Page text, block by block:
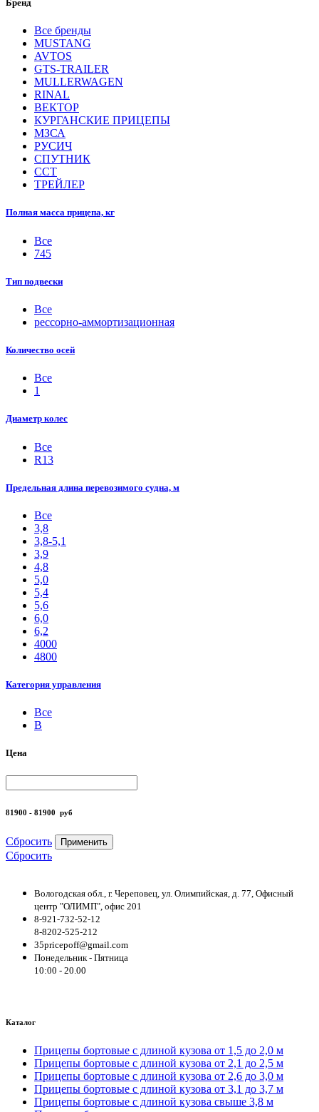
Бренд
Все бренды
MUSTANG
AVTOS
GTS-TRAILER
MULLERWAGEN
RINAL
ВЕКТОР
КУРГАНСКИЕ ПРИЦЕПЫ
МЗСА
РУСИЧ
СПУТНИК
ССТ
ТРЕЙЛЕР
Полная масса прицепа, кг
Все
745
Тип подвески
Все
рессорно-аммортизационная
Количество осей
Все
1
Диаметр колес
Все
R13
Предельная длина перевозимого судна, м
Все
3,8
3,8-5,1
3,9
4,8
5,0
5,4
5,6
6,0
6,2
4000
4800
Категория управления
Все
B
Цена
81900 - 81900 руб
Сбросить Применить
Сбросить
Вологодская обл., г. Череповец, ул. Олимпийская, д. 77, Офисный
центр "ОЛИМП", офис 201
8-921-732-52-12
8-8202-525-212
35pricepoff@gmail.com
Понедельник - Пятница
10:00 - 20.00
Каталог
Прицепы бортовые с длиной кузова от 1,5 до 2,0 м
Прицепы бортовые с длиной кузова от 2,1 до 2,5 м
Прицепы бортовые с длиной кузова от 2,6 до 3,0 м
Прицепы бортовые с длиной кузова от 3,1 до 3,7 м
Прицепы бортовые с длиной кузова свыше 3,8 м